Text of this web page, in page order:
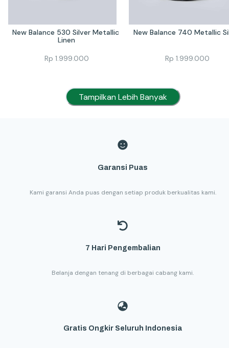
New Balance 530 Silver Metallic
Linen
Rp 1.999.000
New Balance 740 Metallic
Rp 1.999.000
Tampilkan Lebih Banyak
Garansi Puas
Kami garansi Anda puas dengan setiap produk berkualitas kami.
7 Hari Pengembalian
Belanja dengan tenang di berbagai cabang kami.
Gratis Ongkir Seluruh Indonesia